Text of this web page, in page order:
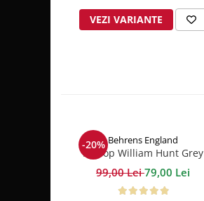
VEZI VARIANTE
-20% Behrens England
Prosop William Hunt Grey
600GSM
99,00 Lei79,00 Lei